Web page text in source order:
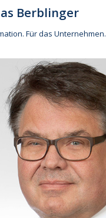
Berblinger
Für das Unternehmen.